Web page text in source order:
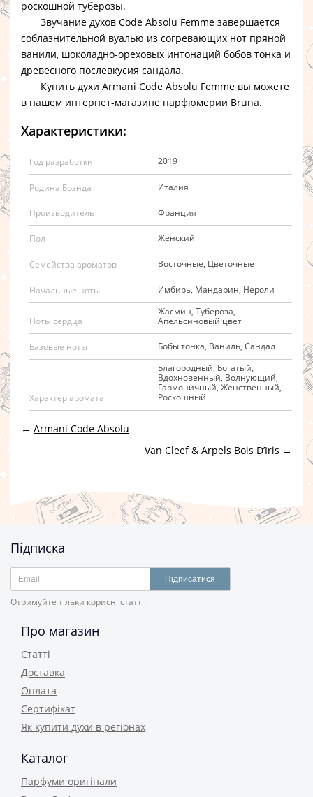
роскошной туберозы.
Звучание духов Code Absolu Femme завершается
соблазнительной вуалью из согревающих нот пряной
ванили, шоколадно-ореховых интонаций бобов тонка и
древесного послевкусия сандала.
Купить духи Armani Code Absolu Femme вы можете
в нашем интернет-магазине парфюмерии Bruna.
Характеристики:
Год разработки 2019
Родина Брэнда Италия
Производитель Франция
Пол Женский
Семейства ароматов Восточные, Цветочные
Начальные ноты Имбирь, Мандарин, Нероли
Ноты сердца
Жасмин, Тубероза,
Апельсиновый цвет
Базовые ноты Бобы тонка, Ваниль, Сандал
Характер аромата
Благородный, Богатый,
Вдохновенный, Волнующий,
Гармоничный, Женственный,
Роскошный
← Armani Code Absolu
Van Cleef & Arpels Bois D’Iris →
Підписка
Підписатися
Отримуйте тільки корисні статті!
Про магазин
Статті
Доставка
Оплата
Сертифікат
Як купити духи в регіонах
Каталог
Парфуми оригінали